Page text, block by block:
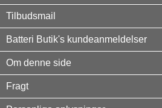
Tilbudsmail
Batteri Butik's kundeanmeldelser
Om denne side
Fragt